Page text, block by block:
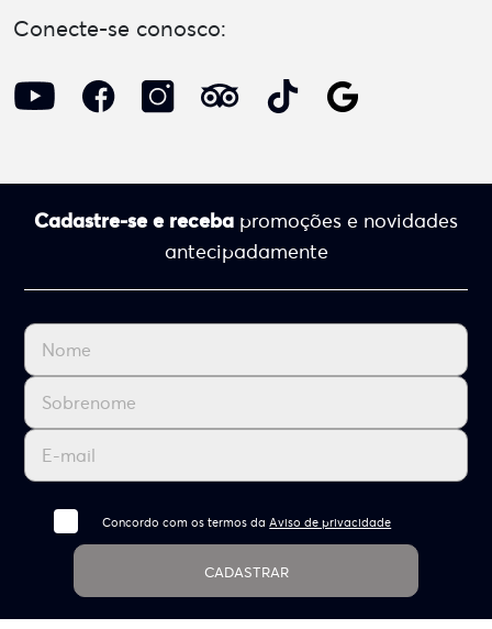
Conecte-se conosco:
Cadastre-se e receba promoções e novidades
antecipadamente
Concordo com os termos daAviso de privacidade
CADASTRAR